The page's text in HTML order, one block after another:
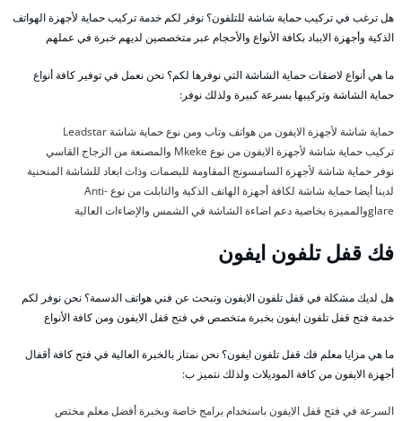
هل ترغب في تركيب حماية شاشة للتلفون؟ نوفر لكم خدمة تركيب حماية لأجهزة الهواتف
الذكية وأجهزة الايباد بكافة الأنواع والأحجام عبر متخصصين لديهم خبرة في عملهم
ما هي أنواع لاصقات حماية الشاشة التي نوفرها لكم؟ نحن نعمل في توفير كافة أنواع
حماية الشاشة وتركيبها بسرعة كبيرة ولذلك نوفر:
حماية شاشة لأجهزة الايفون من هواتف وتاب ومن نوع حماية شاشة Leadstar
تركيب حماية شاشة لأجهزة الايفون من نوع Mkeke والمصنعة من الزجاج القاسي
نوفر حماية شاشة لأجهزة السامسونج المقاومة للبصمات وذات ابعاد للشاشة المنحنية
لدينا أيضا حماية شاشة لكافة أجهزة الهاتف الذكية والتابلت من نوع Anti-
glareوالمميزة بخاصية دعم اضاءة الشاشة في الشمس والإضاءات العالية
فك قفل تلفون ايفون
هل لديك مشكلة في قفل تلفون الايفون وتبحث عن فني هواتف الدسمة؟ نحن نوفر لكم
خدمة فتح قفل تلفون ايفون بخبرة متخصص في فتح قفل الايفون ومن كافة الأنواع
ما هي مزايا معلم فك قفل تلفون ايفون؟ نحن نمتاز بالخبرة العالية في فتح كافة أقفال
أجهزة الايفون من كافة الموديلات ولذلك نتميز ب:
السرعة في فتح قفل الايفون باستخدام برامج خاصة وبخبرة أفضل معلم مختص